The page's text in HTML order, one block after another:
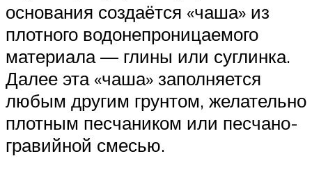
основания создаётся «чаша» из
плотного водонепроницаемого
материала — глины или суглинка.
Далее эта «чаша» заполняется
любым другим грунтом, желательно
плотным песчаником или песчано-
гравийной смесью.